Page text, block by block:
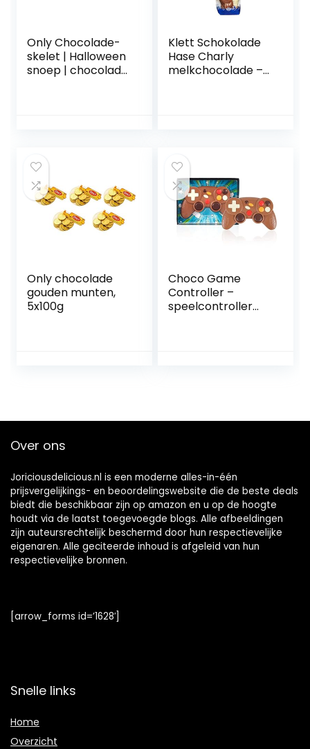
Only Chocolade-
skelet | Halloween
snoep | chocolade
Klett Schokolade
Hase Charly
melkchocolade –
Only chocolade
gouden munten,
5x100g
Choco Game
Controller –
speelcontroller
snassen
Over ons
Joriciousdelicious.nl is een moderne alles-in-één
prijsvergelijkings- en beoordelingswebsite die de beste deals
biedt die beschikbaar zijn op amazon en u op de hoogte
houdt via de laatst toegevoegde blogs. Alle afbeeldingen
zijn auteursrechtelijk beschermd door hun respectievelijke
eigenaren. Alle geciteerde inhoud is afgeleid van hun
respectievelijke bronnen.
[arrow_forms id=’1628′]
Snelle links
Home
Overzicht